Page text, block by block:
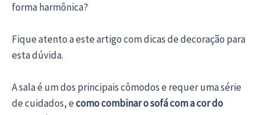
forma harmônica?
Fique atento a este artigo com dicas de decoração para
esta dúvida.
A sala é um dos principais cômodos e requer uma série
de cuidados, ecomo combinar o sofá com a cor do